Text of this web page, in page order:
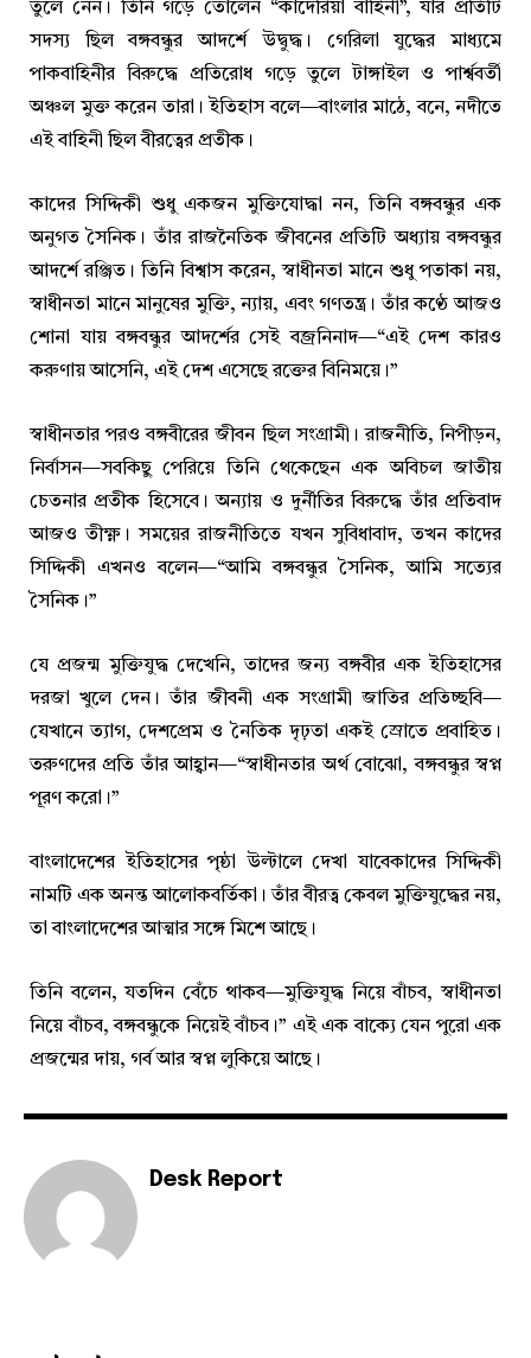
তুলে নেন। তিনি গড়ে তোলেন “কাদেরিয়া বাহিনী”, যার প্রতিটি
সদস্য ছিল বঙ্গবন্ধুর আদর্শে উদ্বুদ্ধ। গেরিলা যুদ্ধের মাধ্যমে
পাকবাহিনীর বিরুদ্ধে প্রতিরোধ গড়ে তুলে টাঙ্গাইল ও পার্শ্ববর্তী
অঞ্চল মুক্ত করেন তারা। ইতিহাস বলে—বাংলার মাঠে, বনে, নদীতে
এই বাহিনী ছিল বীরত্বের প্রতীক।
কাদের সিদ্দিকী শুধু একজন মুক্তিযোদ্ধা নন, তিনি বঙ্গবন্ধুর এক
অনুগত সৈনিক। তাঁর রাজনৈতিক জীবনের প্রতিটি অধ্যায় বঙ্গবন্ধুর
আদর্শে রঞ্জিত। তিনি বিশ্বাস করেন, স্বাধীনতা মানে শুধু পতাকা নয়,
স্বাধীনতা মানে মানুষের মুক্তি, ন্যায়, এবং গণতন্ত্র। তাঁর কণ্ঠে আজও
শোনা যায় বঙ্গবন্ধুর আদর্শের সেই বজ্রনিনাদ—“এই দেশ কারও
করুণায় আসেনি, এই দেশ এসেছে রক্তের বিনিময়ে।”
স্বাধীনতার পরও বঙ্গবীরের জীবন ছিল সংগ্রামী। রাজনীতি, নিপীড়ন,
নির্বাসন—সবকিছু পেরিয়ে তিনি থেকেছেন এক অবিচল জাতীয়
চেতনার প্রতীক হিসেবে। অন্যায় ও দুর্নীতির বিরুদ্ধে তাঁর প্রতিবাদ
আজও তীক্ষ্ণ। সময়ের রাজনীতিতে যখন সুবিধাবাদ, তখন কাদের
সিদ্দিকী এখনও বলেন—“আমি বঙ্গবন্ধুর সৈনিক, আমি সত্যের
সৈনিক।”
যে প্রজন্ম মুক্তিযুদ্ধ দেখেনি, তাদের জন্য বঙ্গবীর এক ইতিহাসের
দরজা খুলে দেন। তাঁর জীবনী এক সংগ্রামী জাতির প্রতিচ্ছবি—
যেখানে ত্যাগ, দেশপ্রেম ও নৈতিক দৃঢ়তা একই স্রোতে প্রবাহিত।
তরুণদের প্রতি তাঁর আহ্বান—“স্বাধীনতার অর্থ বোঝো, বঙ্গবন্ধুর স্বপ্ন
পূরণ করো।”
বাংলাদেশের ইতিহাসের পৃষ্ঠা উল্টালে দেখা যাবেকাদের সিদ্দিকী
নামটি এক অনন্ত আলোকবর্তিকা। তাঁর বীরত্ব কেবল মুক্তিযুদ্ধের নয়,
তা বাংলাদেশের আত্মার সঙ্গে মিশে আছে।
তিনি বলেন, যতদিন বেঁচে থাকব—মুক্তিযুদ্ধ নিয়ে বাঁচব, স্বাধীনতা
নিয়ে বাঁচব, বঙ্গবন্ধুকে নিয়েই বাঁচব।” এই এক বাক্যে যেন পুরো এক
প্রজন্মের দায়, গর্ব আর স্বপ্ন লুকিয়ে আছে।
Desk Report